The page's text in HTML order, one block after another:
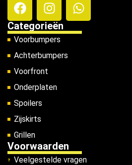
Categorieën
Voorbumpers
Achterbumpers
Voorfront
Onderplaten
Spoilers
Zijskirts
Grillen
Voorwaarden
Veelgestelde vragen